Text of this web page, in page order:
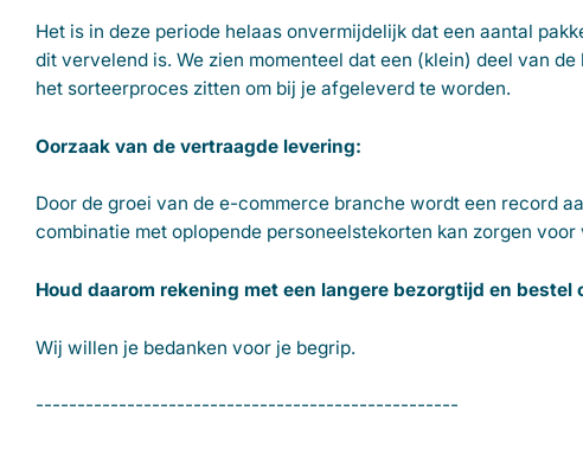
Het is in deze periode helaas onvermijdelijk dat een aantal
dit vervelend is. We zien momenteel dat een (klein) deel van
het sorteerproces zitten om bij je afgeleverd te worden.
Oorzaak van de vertraagde levering:
Door de groei van de e-commerce branche wordt een record
combinatie met oplopende personeelstekorten kan zorgen
Houd daarom rekening met een langere bezorgtijd en bestel
Wij willen je bedanken voor je begrip.
---------------------------------------------------